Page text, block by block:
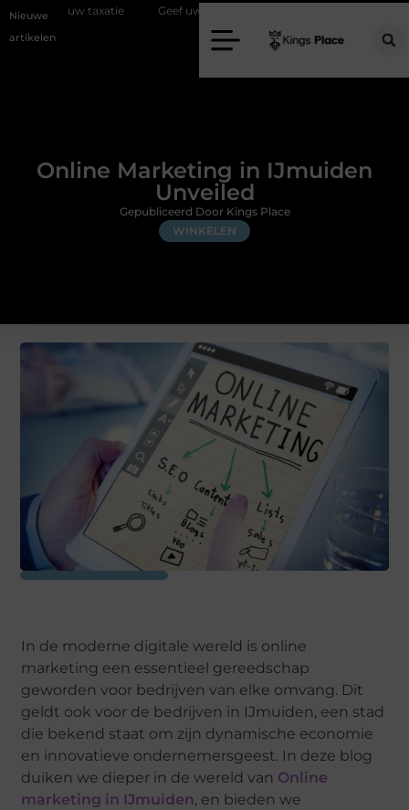
Nieuwe
artikelen
Geef uw slaapkamer een upgrade met interieuradvies Zwolle
Online Marketing in IJmuiden
Unveiled
WINKELEN
Gepubliceerd Door Kings Place
In de moderne digitale wereld is online
marketing een essentieel gereedschap
geworden voor bedrijven van elke omvang. Dit
geldt ook voor de bedrijven in IJmuiden, een stad
die bekend staat om zijn dynamische economie
en innovatieve ondernemersgeest. In deze blog
duiken we dieper in de wereld van Online
marketing in IJmuiden, en bieden we